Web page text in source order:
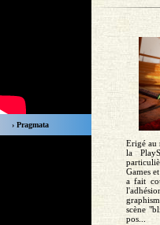
› Pragmata
Erigé au
la
Games
a fait
scène
pos...